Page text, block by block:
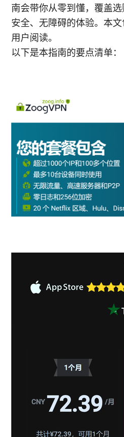
南会带你从零到懂，覆盖
安全、无障碍的体验。本
用户阅读。
以下是本指南的要点清单：